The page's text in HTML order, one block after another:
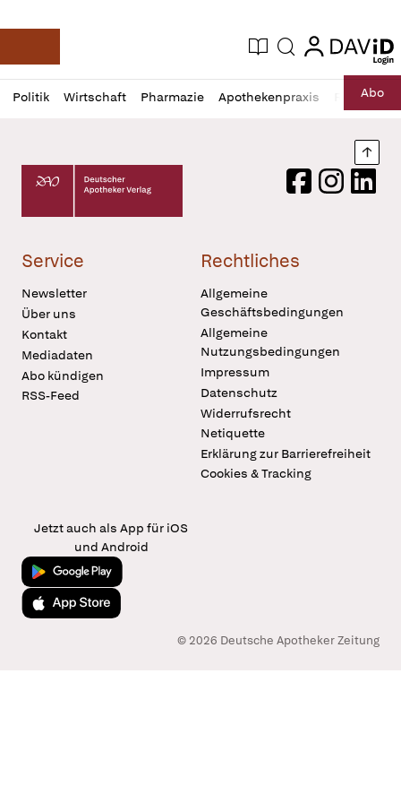
Deutsche Apotheker Zeitung
Aktuelle Ausgabe
Suche login
login
Politik Wirtschaft Pharmazie Apothekenpraxis RechtAbo
Profil
öffnen
Daz
Pur
Deutscher Apotheker Verlag Logo
FacebookInstagram
Service
Newsletter
Über uns
Kontakt
Mediadaten
Abo kündigen
RSS-Feed
Rechtliches
Allgemeine
Geschäftsbedingungen
Allgemeine
Nutzungsbedingungen
Impressum
Datenschutz
Widerrufsrecht
Netiquette
Erklärung zur Barrierefreiheit
Cookies & Tracking
Jetzt auch als App für iOS
und Android
Jetzt bei Google Play
Laden im App Store
© 2026 Deutsche Apotheker Zeitung